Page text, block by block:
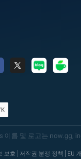
이름 및 로고는 now.gg,
보호 저작권 분쟁 정책 EU